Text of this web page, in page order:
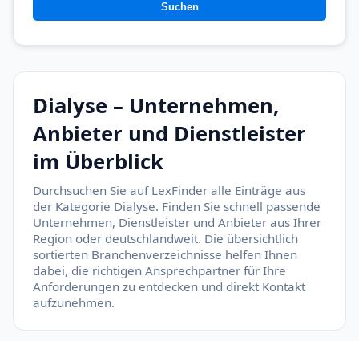
Suchen
Dialyse – Unternehmen,
Anbieter und Dienstleister
im Überblick
Durchsuchen Sie auf LexFinder alle Einträge aus
der Kategorie Dialyse. Finden Sie schnell passende
Unternehmen, Dienstleister und Anbieter aus Ihrer
Region oder deutschlandweit. Die übersichtlich
sortierten Branchenverzeichnisse helfen Ihnen
dabei, die richtigen Ansprechpartner für Ihre
Anforderungen zu entdecken und direkt Kontakt
aufzunehmen.